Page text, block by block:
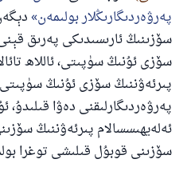
پەرۋەردىگارىڭلار بولىمەن
سۆزىنىڭ ئارىسىدىكى پەرىق
سۆزى ئۇنىڭ سۈپىتى، ئاللاھ
پىرئەۋننىڭ سۆزى ئۇنىڭ
پەرۋەردىگارلىقنى دەۋا قىلىدۇ،
ئەلەيھىسسالام پىرئەۋننىڭ
سۆزىنى قوبۇل قىلىشى توغرا